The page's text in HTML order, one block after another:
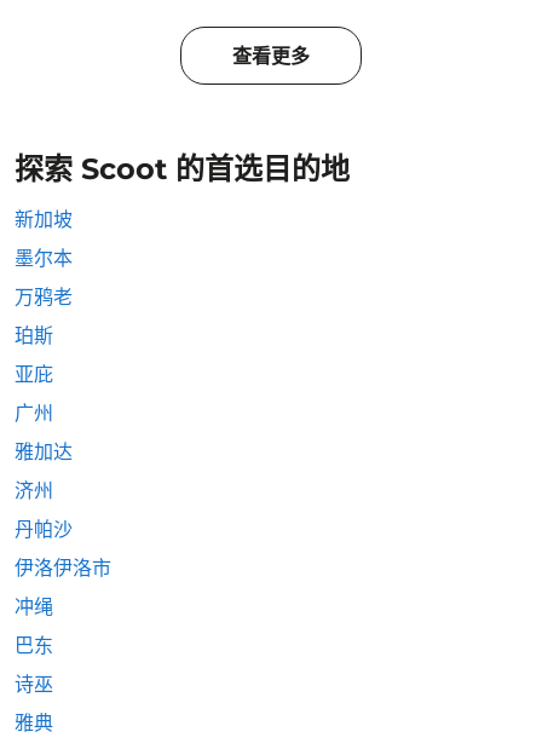
查看更多
探索 Scoot 的首选目的地
新加坡
墨尔本
万鸦老
珀斯
亚庇
广州
雅加达
济州
丹帕沙
伊洛伊洛市
冲绳
巴东
诗巫
雅典